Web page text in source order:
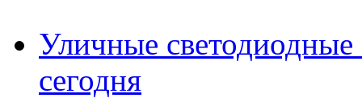
Уличные
сегодня